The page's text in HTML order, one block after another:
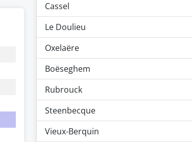
Cassel
Le Doulieu
Oxelaëre
Boëseghem
Rubrouck
Steenbecque
Vieux-Berquin